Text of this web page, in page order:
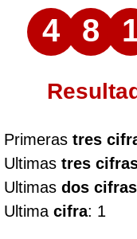
4 8
Primeras tres
Ultimas tres
Ultimas dos cifras
Ultima cifra: 1